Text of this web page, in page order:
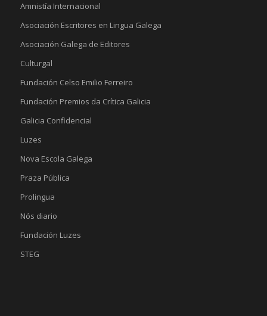
Amnistía Internacional
Asociación Escritores en Lingua Galega
Asociación Galega de Editores
Culturgal
Fundación Celso Emilio Ferreiro
Fundación Premios da Crítica Galicia
Galicia Confidencial
Luzes
Nova Escola Galega
Praza Pública
Prolingua
Nós diario
Fundación Luzes
STEG